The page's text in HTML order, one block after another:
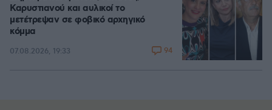
Καρυστιανού και αυλικοί το
μετέτρεψαν σε φοβικό αρχηγικό
κόμμα
07.08.2026, 19:33 94